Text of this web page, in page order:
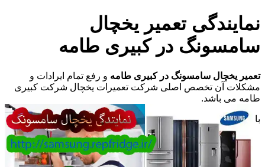
نمایندگی تعمیر یخچال
سامسونگ در کبیری طامه
تعمیر یخچال سامسونگ در کبیری طامه و رفع تمام ایرادات و
مشکلات آن تخصص اصلی شرکت تعمیرات یخچال شرکت کبیری
طامه می باشد.
با